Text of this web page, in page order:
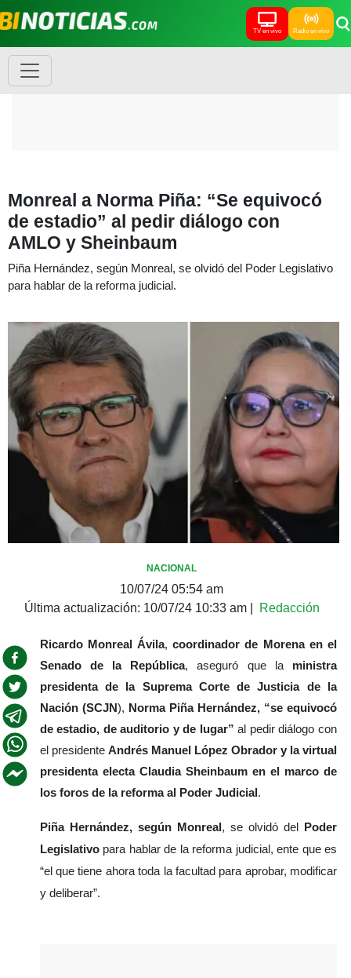
TV en vivo Radio en vivo
Monreal a Norma Piña: “Se equivocó
de estadio” al pedir diálogo con
AMLO y Sheinbaum
Piña Hernández, según Monreal, se olvidó del Poder Legislativo
para hablar de la reforma judicial.
NACIONAL
10/07/24 05:54 am
Última actualización: 10/07/24 10:33 am| Redacción
Ricardo Monreal Ávila, coordinador de Morena en el
Senado de la República, aseguró que la ministra
presidenta de la Suprema Corte de Justicia de la
Nación (SCJN), Norma Piña Hernández, “se equivocó
de estadio, de auditorio y de lugar” al pedir diálogo con
el presidente Andrés Manuel López Obrador y la virtual
presidenta electa Claudia Sheinbaum en el marco de
los foros de la reforma al Poder Judicial .
Piña Hernández, según Monreal , se olvidó del
Poder
Legislativo para hablar de la reforma judicial, ente que es
“el que tiene ahora toda la facultad para aprobar, modificar
y deliberar”.